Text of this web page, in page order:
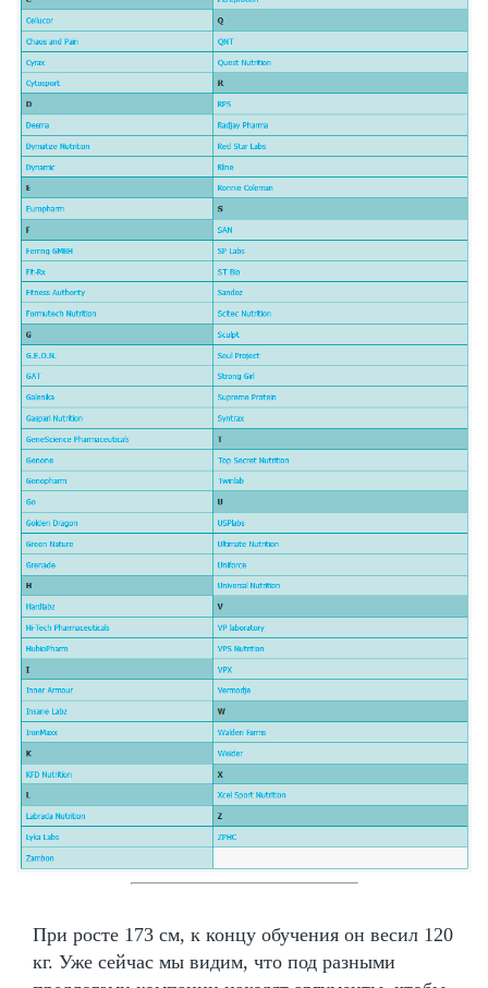
При росте 173 см, к концу обучения он весил 120
кг. Уже сейчас мы видим, что под разными